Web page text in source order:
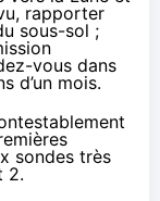
rapporter
sous-sol ;
vous dans
d’un mois.
sondes très
2.